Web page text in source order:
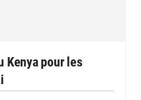
Kenya pour les